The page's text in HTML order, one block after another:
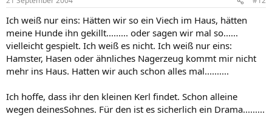
Ich weiß nur eins: Hätten wir so ein Viech im Haus, hätten
meine Hunde ihn gekillt......... oder sagen wir mal so......
vielleicht gespielt. Ich weiß es nicht. Ich weiß nur eins:
Hamster, Hasen oder ähnliches Nagerzeug kommt mir nicht
mehr ins Haus. Hatten wir auch schon alles mal..........
Ich hoffe, dass ihr den kleinen Kerl findet. Schon alleine
wegen deinesSohnes. Für den ist es sicherlich ein Drama.........